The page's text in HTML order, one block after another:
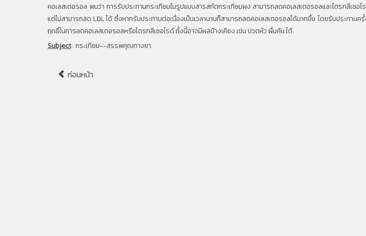
คอเลสเตอรอล พบว่า การรับประทานกระเทียมในรูปแบบสารสกัดกระเทียมผง สามารถลดคอเลสเตอรอลและไตรกลีเซอ
แต่ไม่สามารถลด LDL ได้ ซึ่งหากรับประทานต่อเนื่องเป็นเวลานานก็สามารถลดคอเลสเตอรอลได้มากขึ้น โดยรับประทานครั้
ฤทธิ์ในการลดคอเลสเตอรอลหรือไตรกลีเซอไรด์ ทั้งนี้อาจมีผลข้างเคียง เช่น ปวดหัว ผื่นคัน ได้.
Subject:กระเทียม--สรรพคุณทางยา.
ก่อนหน้า